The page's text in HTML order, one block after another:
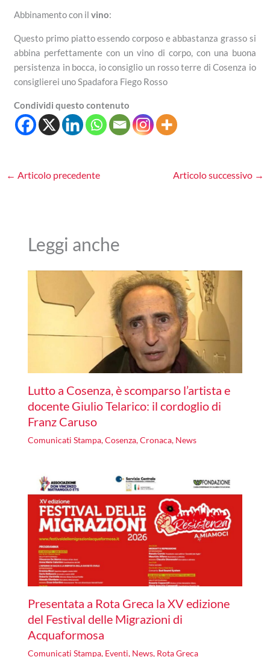
Abbinamento con ilvino:
Questo primo piatto essendo corposo e abbastanza grasso si
abbina perfettamente con un vino di corpo, con una buona
persistenza in bocca, io consiglio un rosso terre di Cosenza io
consiglierei uno Spadafora Fiego Rosso
Condividi questo contenuto
← Articolo precedente Articolo successivo →
Leggi anche
Lutto a Cosenza, è scomparso l’artista e
docente Giulio Telarico: il cordoglio di
Franz Caruso
Comunicati Stampa,Cosenza,Cronaca, News
Presentata a Rota Greca la XV edizione
del Festival delle Migrazioni di
Acquaformosa
Comunicati Stampa, Eventi, News, Rota Greca